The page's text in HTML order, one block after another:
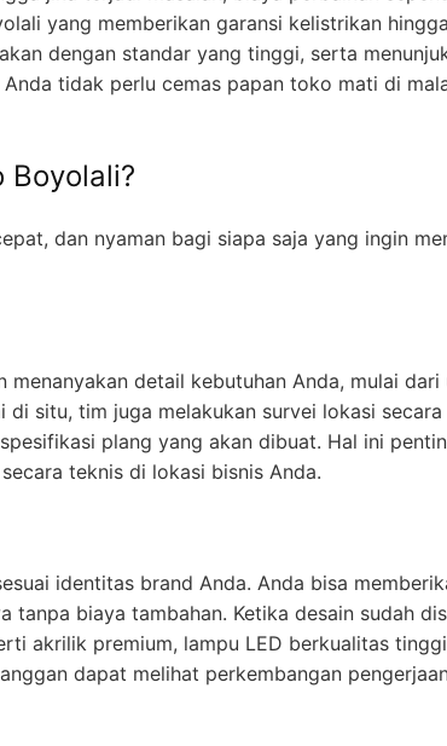
yang memberikan garansi kelistrikan
dengan standar yang tinggi, serta
tidak perlu cemas papan toko mati di
Boyolali?
dan nyaman bagi siapa saja yang ingin
detail kebutuhan Anda, mulai dari
situ, tim juga melakukan survei lokasi
plang yang akan dibuat. Hal ini
teknis di lokasi bisnis Anda.
identitas brand Anda. Anda bisa
tanpa biaya tambahan. Ketika desain sudah
akrilik premium, lampu LED berkualitas
dapat melihat perkembangan